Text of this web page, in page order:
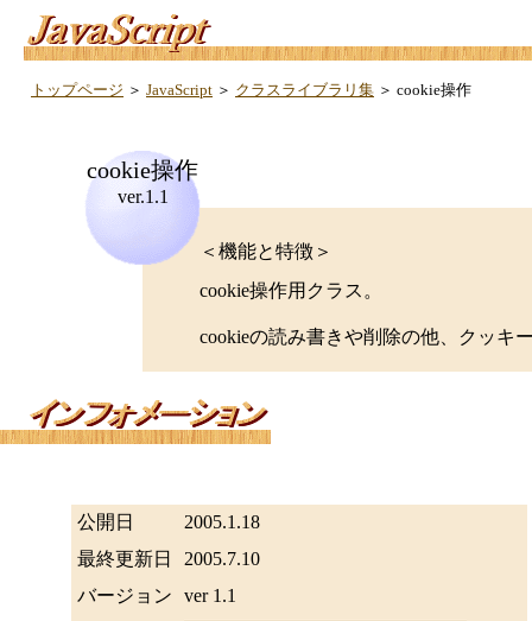
トップページ ＞ JavaScript ＞ クラスライブラリ集 ＞ cookie操作
cookie操作
ver.1.1
＜機能と特徴＞
cookie操作用クラス。
cookieの読み書きや削除の他、クッキ
公開日
2005.1.18
最終更新日
2005.7.10
バージョン
ver 1.1